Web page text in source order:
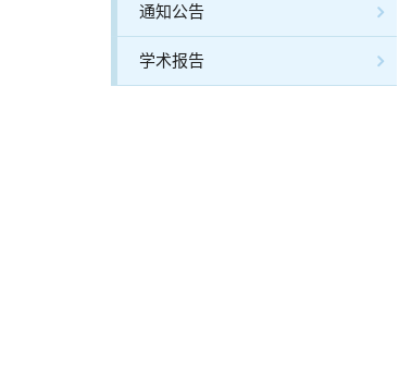
通知公告
学术报告